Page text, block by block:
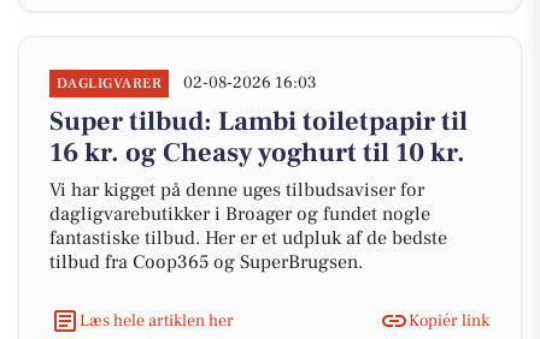
DAGLIGVARER 02-08-2026 16:03
Super tilbud: Lambi toiletpapir til
16 kr. og Cheasy yoghurt til 10 kr.
Vi har kigget på denne uges tilbudsaviser for
dagligvarebutikker i Broager og fundet nogle
fantastiske tilbud. Her er et udpluk af de bedste
tilbud fra Coop365 og SuperBrugsen.
Læs hele artiklen her Kopiér link